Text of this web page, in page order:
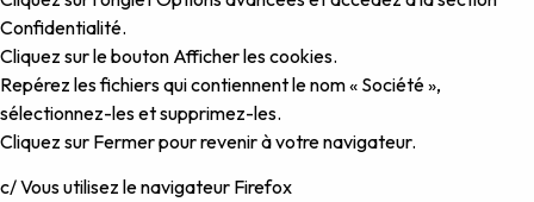
Confidentialité.
Cliquez sur le bouton Afficher les cookies.
Repérez les fichiers qui contiennent le nom « Société »,
sélectionnez-les et supprimez-les.
Cliquez sur Fermer pour revenir à votre navigateur.
c/ Vous utilisez le navigateur Firefox